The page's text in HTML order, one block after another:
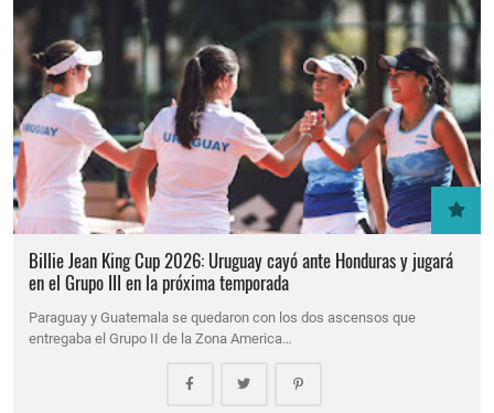
Billie Jean King Cup 2026: Uruguay cayó ante Honduras y jugará
en el Grupo III en la próxima temporada
Paraguay y Guatemala se quedaron con los dos ascensos que
entregaba el Grupo II de la Zona America…